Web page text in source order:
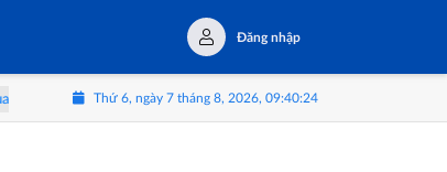
Đăng nhập
đến hành trình trải nghiệm Tây Nguyên
Thứ 6, ngày 7 tháng 8, 2026, 09:40:25